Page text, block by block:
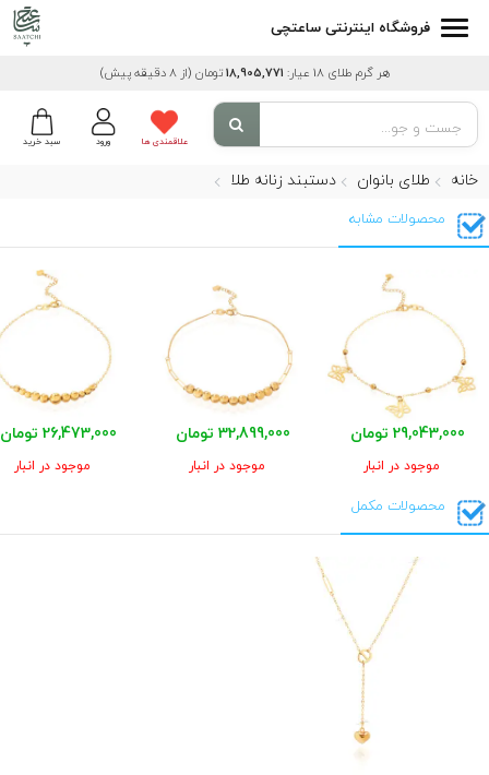
فروشگاه اینترنتی ساعتچی
هر گرم طلای 18 عیار: 18,905,771تومان (از 8 دقیقه پیش)
سبد خرید ورود علاقمندی ها
خانه طلای بانوان دستبند زنانه طلا
محصولات مشابه
29,043,000 تومان
موجود در انبار
32,899,000 تومان
موجود در انبار
26,473,000 تومان
موجود در انبار
محصولات مکمل